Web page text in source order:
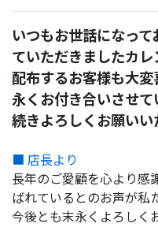
いつもお世話になっ
ていただきましたカレ
配布するお客様も大
永くお付き合いさせ
続きよろしくお願いい
■ 店長より
長年のご愛顧を心より感
ばれているとのお声が私
今後とも末永くよろしく